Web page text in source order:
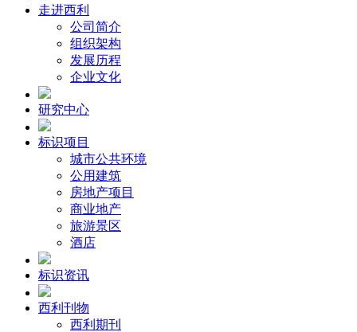
走进西利
公司简介
组织架构
发展历程
企业文化
研究中心
标识项目
城市公共环境
公用建筑
房地产项目
商业地产
旅游景区
酒店
标识资讯
西利刊物
西利期刊